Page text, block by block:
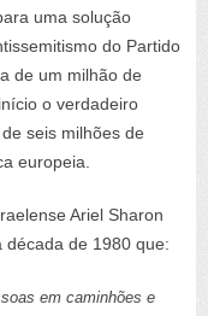
uma solução
do Partido
de um milhão de
o verdadeiro
seis milhões de
europeia.
Ariel Sharon
década de 1980 que:
em caminhões e